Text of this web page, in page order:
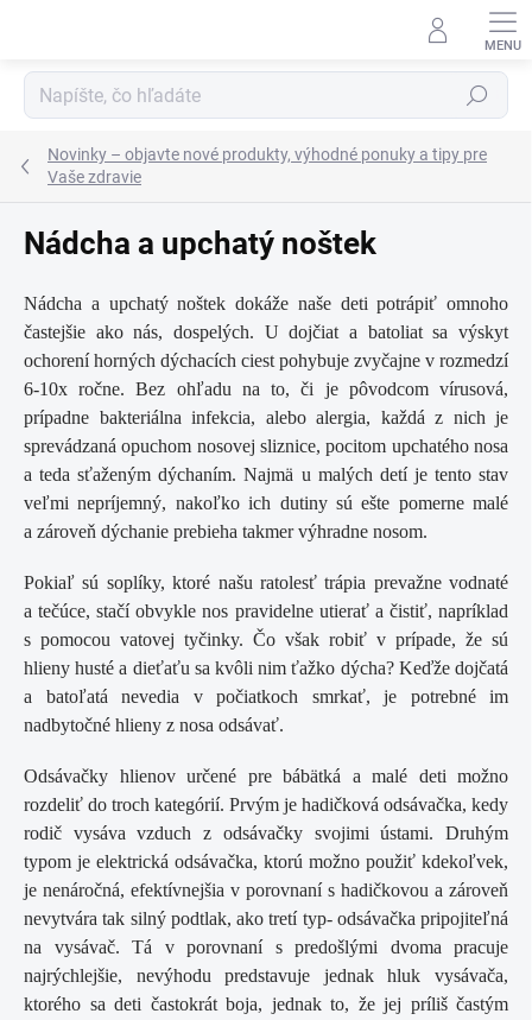
Hľadať
Novinky – objavte nové produkty, výhodné ponuky a tipy pre
Vaše zdravie
Nádcha a upchatý noštek
Nádcha a upchatý noštek dokáže naše deti potrápiť omnoho
častejšie ako nás, dospelých. U dojčiat a batoliat sa výskyt
ochorení horných dýchacích ciest pohybuje zvyčajne v rozmedzí
6-10x ročne. Bez ohľadu na to, či je pôvodcom vírusová,
prípadne bakteriálna infekcia, alebo alergia, každá z nich je
sprevádzaná opuchom nosovej sliznice, pocitom upchatého nosa
a teda sťaženým dýchaním. Najmä u malých detí je tento stav
veľmi nepríjemný, nakoľko ich dutiny sú ešte pomerne malé
a zároveň dýchanie prebieha takmer výhradne nosom.
Pokiaľ sú soplíky, ktoré našu ratolesť trápia prevažne vodnaté
a tečúce, stačí obvykle nos pravidelne utierať a čistiť, napríklad
s pomocou vatovej tyčinky. Čo však robiť v prípade, že sú
hlieny husté a dieťaťu sa kvôli nim ťažko dýcha? Keďže dojčatá
a batoľatá nevedia v počiatkoch smrkať, je potrebné im
nadbytočné hlieny z nosa odsávať.
Odsávačky hlienov určené pre bábätká a malé deti možno
rozdeliť do troch kategórií. Prvým je hadičková odsávačka, kedy
rodič vysáva vzduch z odsávačky svojimi ústami. Druhým
typom je elektrická odsávačka, ktorú možno použiť kdekoľvek,
je nenáročná, efektívnejšia v porovnaní s hadičkovou a zároveň
nevytvára tak silný podtlak, ako tretí typ- odsávačka pripojiteľná
na vysávač. Tá v porovnaní s predošlými dvoma pracuje
najrýchlejšie, nevýhodu predstavuje jednak hluk vysávača,
ktorého sa deti častokrát boja, jednak to, že jej príliš častým